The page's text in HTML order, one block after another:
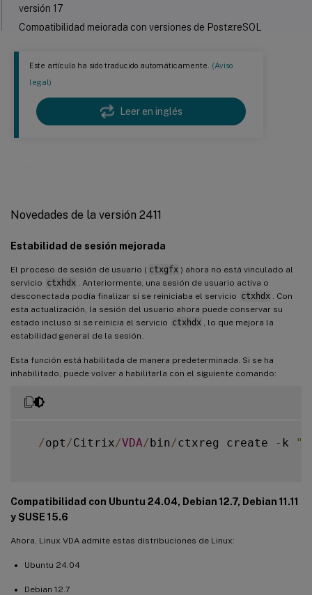
Este artículo ha sido traducido automáticamente. (Aviso
legal)
Leer en inglés
Novedades de la versión 2411
Estabilidad de sesión mejorada
El proceso de sesión de usuario ( ctxgfx ) ahora no está vinculado al
servicio ctxhdx
. Anteriormente, una sesión de usuario activa o
desconectada podía finalizar si se reiniciaba el servicio ctxhdx
. Con
esta actualización, la sesión del usuario ahora puede conservar su
estado incluso si se reinicia el servicio ctxhdx
, lo que mejora la
estabilidad general de la sesión.
Esta función está habilitada de manera predeterminada. Si se ha
inhabilitado, puede volver a habilitarla con el siguiente comando:
/opt /Citrix/VDA/bin/ctxreg create - k
Compatibilidad con Ubuntu 24.04, Debian 12.7, Debian 11.11
y SUSE 15.6
Ahora, Linux VDA admite estas distribuciones de Linux:
Ubuntu 24.04
Debian 12.7
versión 17
Compatibilidad mejorada con versiones de PostgreSQL
La cuenta de servicio “ctxsrvr” se traslada a una nueva
Funcionalidad de teclado multiplataforma mejorada
Audio Quality Enhancer para audio adaptable (Technical
Preview)
clientes
Novedades en versiones anteriores